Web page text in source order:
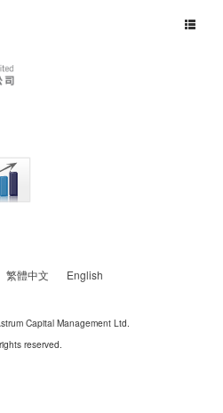
Toggle
繁體中文
English
Capital Management Ltd.
reserved.